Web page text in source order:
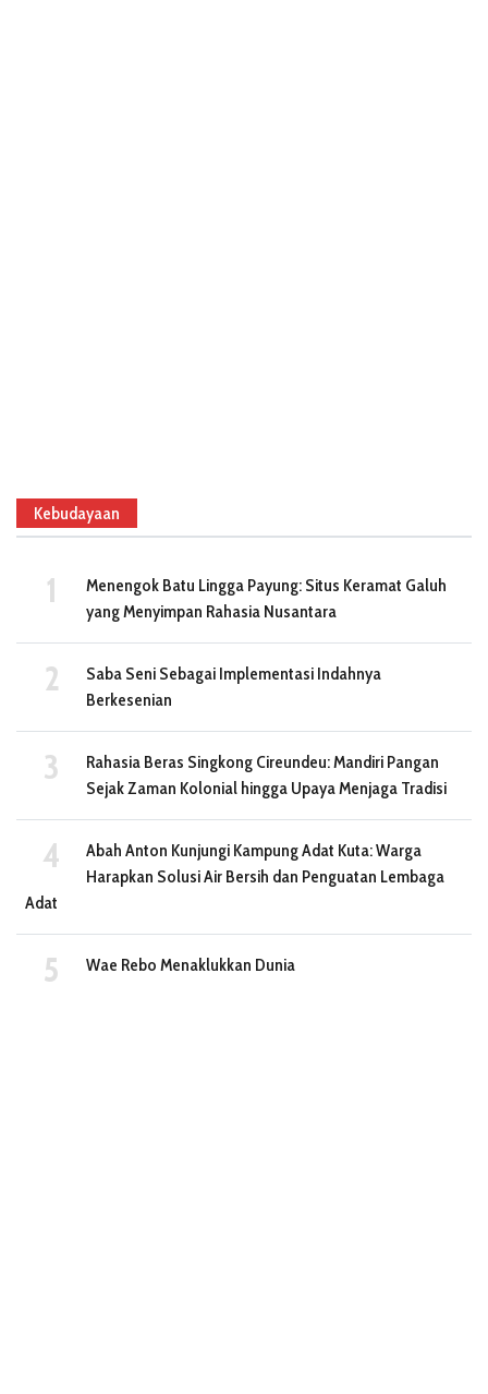
Kebudayaan
Menengok Batu Lingga Payung: Situs Keramat Galuh
yang Menyimpan Rahasia Nusantara
Saba Seni Sebagai Implementasi Indahnya
Berkesenian
Rahasia Beras Singkong Cireundeu: Mandiri Pangan
Sejak Zaman Kolonial hingga Upaya Menjaga Tradisi
Abah Anton Kunjungi Kampung Adat Kuta: Warga
Harapkan Solusi Air Bersih dan Penguatan Lembaga
Adat
Wae Rebo Menaklukkan Dunia